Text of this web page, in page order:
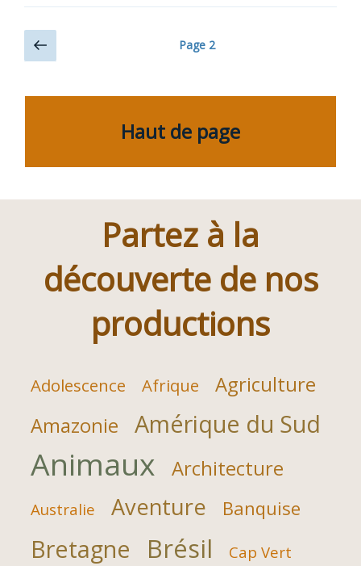
Navigation
précédente
Page 2
Haut de page
Partez à la
découverte de nos
productions
Adolescence Afrique
Agriculture
Amazonie
Amérique du Sud
Animaux Architecture
Australie Aventure Banquise
Bretagne Brésil Cap Vert